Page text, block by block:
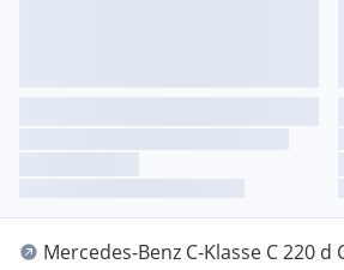
Mercedes-Benz C-Klasse C 220 d